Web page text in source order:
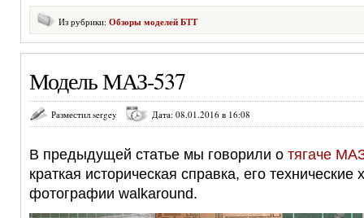
Из рубрики: Обзоры моделей БТТ
Модель МАЗ-537
Разместил sergey Дата: 08.01.2016 в 16:08
В предыдущей статье мы говорили о тягаче
краткая историческая справка, его
фотографии walkaround.